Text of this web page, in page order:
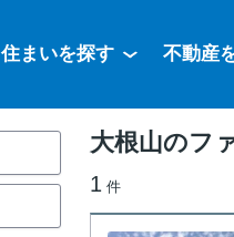
住まいを探す 不動産
大根山のフ
1 件